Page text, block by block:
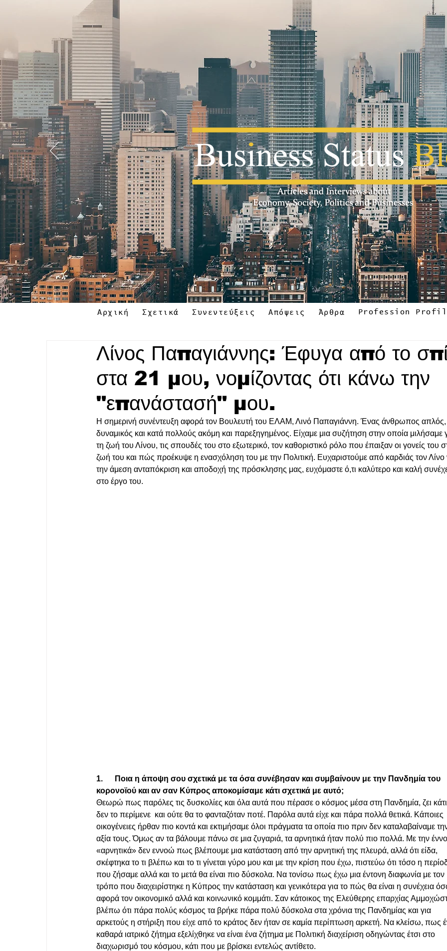
Αρχική Σχετικά Συνεντεύξεις Απόψεις Άρθρα Profession
Λίνος Παπαγιάννης: Έφυγα από το
στα 21 μου, νομίζοντας ότι κάνω την
"επανάστασή" μου.
Η σημερινή συνέντευξη αφορά τον Βουλευτή του ΕΛΑΜ, Λινό Παπαγιάννη. Ένας άνθρωπος απλός,
δυναμικός και κατά πολλούς ακόμη και παρεξηγημένος. Είχαμε μια συζήτηση στην οποία μιλήσαμε
τη ζωή του Λίνου, τις σπουδές του στο εξωτερικό, τον καθοριστικό ρόλο που έπαιξαν οι γονείς του
ζωή του και πώς προέκυψε η ενασχόληση του με την Πολιτική. Ευχαριστούμε από καρδιάς τον Λίνο
την άμεση ανταπόκριση και αποδοχή της πρόσκλησης μας, ευχόμαστε ό,τι καλύτερο και καλή
στο έργο του.
1.      Ποια η άποψη σου σχετικά με τα όσα συνέβησαν και συμβαίνουν με την Πανδημία του
κορονοϊού και αν σαν Κύπρος αποκομίσαμε κάτι σχετικά με αυτό;
Θεωρώ πως παρόλες τις δυσκολίες και όλα αυτά που πέρασε ο κόσμος μέσα στη Πανδημία, ζει
δεν το περίμενε  και ούτε θα το φανταζόταν ποτέ. Παρόλα αυτά είχε και πάρα πολλά θετικά. Κάποιες
οικογένειες ήρθαν πιο κοντά και εκτιμήσαμε όλοι πράγματα τα οποία πιο πριν δεν καταλαβαίναμε
αξία τους. Όμως αν τα βάλουμε πάνω σε μια ζυγαριά, τα αρνητικά ήταν πολύ πιο πολλά. Με την
«αρνητικά» δεν εννοώ πως βλέπουμε μια κατάσταση από την αρνητική της πλευρά, αλλά ότι είδα,
σκέφτηκα το τι βλέπω και το τι γίνεται γύρο μου και με την κρίση που έχω, πιστεύω ότι τόσο η
που ζήσαμε αλλά και το μετά θα είναι πιο δύσκολα. Να τονίσω πως έχω μια έντονη διαφωνία με τον
τρόπο που διαχειρίστηκε η Κύπρος την κατάσταση και γενικότερα για το πώς θα είναι η συνέχεια
αφορά τον οικονομικό αλλά και κοινωνικό κομμάτι. Σαν κάτοικος της Ελεύθερης επαρχίας
βλέπω ότι πάρα πολύς κόσμος τα βρήκε πάρα πολύ δύσκολα στα χρόνια της Πανδημίας και για
αρκετούς η στήριξη που είχε από το κράτος δεν ήταν σε καμία περίπτωση αρκετή. Να κλείσω, πως
καθαρά ιατρικό ζήτημα εξελίχθηκε να είναι ένα ζήτημα με Πολιτική διαχείριση οδηγώντας έτσι στο
διαχωρισμό του κόσμου, κάτι που με βρίσκει εντελώς αντίθετο.